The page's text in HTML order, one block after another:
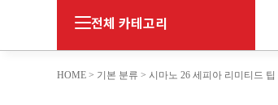
전체 카테고리
HOME > 기본 분류 > 시마노 26 세피아 리미티드